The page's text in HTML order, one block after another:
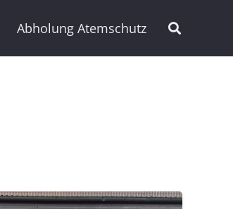
Abholung Atemschutz